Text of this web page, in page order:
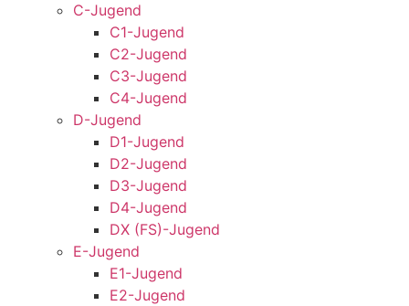
C-Jugend
C1-Jugend
C2-Jugend
C3-Jugend
C4-Jugend
D-Jugend
D1-Jugend
D2-Jugend
D3-Jugend
D4-Jugend
DX (FS)-Jugend
E-Jugend
E1-Jugend
E2-Jugend